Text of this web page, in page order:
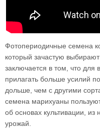
Фотопериодичные семена
который зачастую
заключается в том, что
прилагать больше усилий
дольше, чем с другими
семена марихуаны
об основах культивации,
урожай.